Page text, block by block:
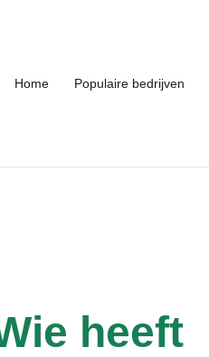
Home Populaire bedrijven
heeft